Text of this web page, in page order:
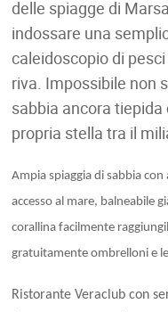
delle spiagge di
indossare una
caleidoscopio di
riva. Impossibile non
sabbia ancora
propria stella tra il
Ampia spiaggia di sabbia
accesso al mare, balneabile
corallina facilmente
gratuitamente ombrelloni e
Ristorante Veraclub con